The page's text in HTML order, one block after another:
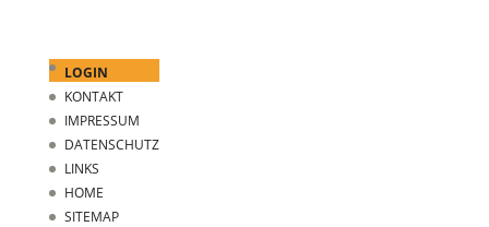
LOGIN
KONTAKT
IMPRESSUM
DATENSCHUTZ
LINKS
HOME
SITEMAP